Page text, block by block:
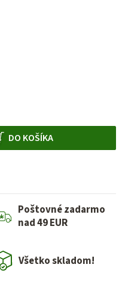
DO KOŠÍKA
Poštovné zadarmo
nad 49 EUR
Všetko skladom!